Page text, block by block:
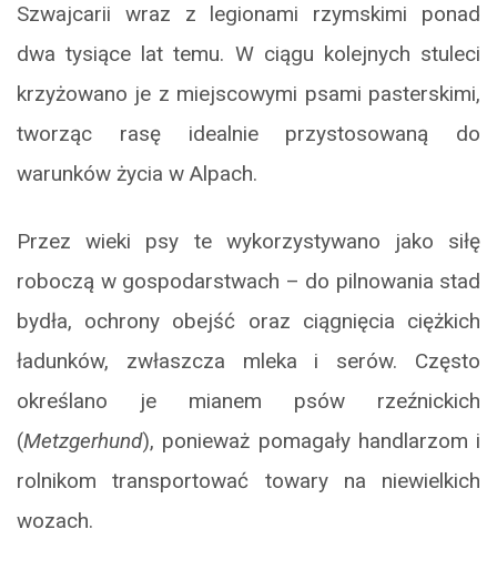
Szwajcarii wraz z legionami rzymskimi ponad
dwa tysiące lat temu. W ciągu kolejnych stuleci
krzyżowano je z miejscowymi psami pasterskimi,
tworząc rasę idealnie przystosowaną do
warunków życia w Alpach.
Przez wieki psy te wykorzystywano jako siłę
roboczą w gospodarstwach – do pilnowania stad
bydła, ochrony obejść oraz ciągnięcia ciężkich
ładunków, zwłaszcza mleka i serów. Często
określano je mianem psów rzeźnickich
(Metzgerhund), ponieważ pomagały handlarzom i
rolnikom transportować towary na niewielkich
wozach.